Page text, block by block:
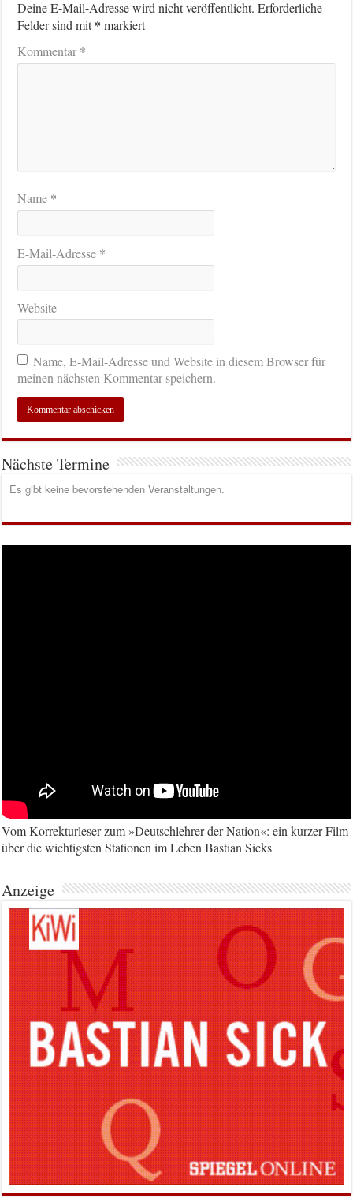
Deine E-Mail-Adresse wird nicht veröffentlicht. Erforderliche
Felder sind mit* markiert
Kommentar*
Name *
E-Mail-Adresse *
Website
Name, E-Mail-Adresse und Website in diesem Browser für
meinen nächsten Kommentar speichern.
Nächste Termine
Es gibt keine bevorstehenden Veranstaltungen.
Vom Korrekturleser zum »Deutschlehrer der Nation«: ein kurzer Film
über die wichtigsten Stationen im Leben Bastian Sicks
Anzeige